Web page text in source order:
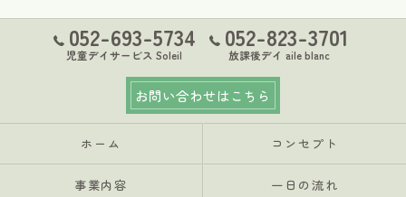
052-693-5734
児童デイサービス Soleil
052-823-3701
放課後デイ aile blanc
お問い合わせはこちら
ホーム コンセプト
事業内容 一日の流れ